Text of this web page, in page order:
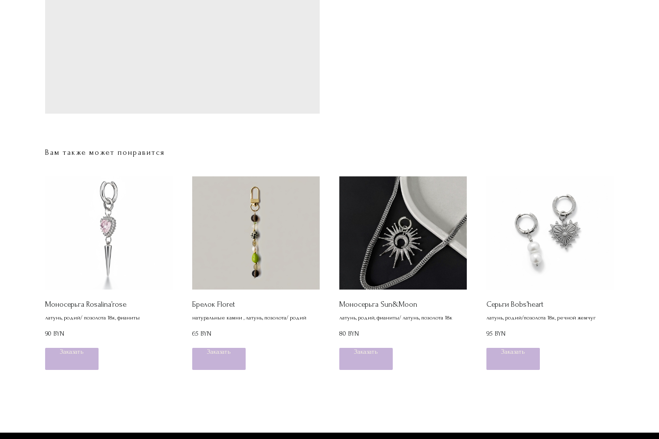
Вам также может понравится
Моносерьга Rosalina’rose
латунь, родий/ позолота 18к, фианиты
90 BYN
Заказать
Брелок Floret
натуральные камни , латунь, позолота/ родий
65 BYN
Заказать
Моносерьга Sun&Moon
латунь, родий, фианиты/ латунь, позолота 18к
80 BYN
Заказать
Серьги Bobs’heart
латунь, родий/позолота 18к, речной жемчуг
95 BYN
Заказать